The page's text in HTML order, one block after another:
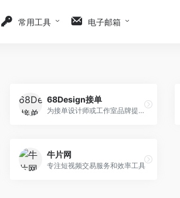
常用工具 电子邮箱
68Design接单
为接单设计师或工作室品牌提供免费、公开化直接宣传。
牛片网
专注短视频交易服务和效率工具